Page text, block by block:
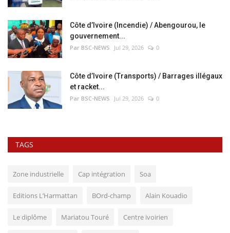
Côte d’Ivoire (Incendie) / Abengourou, le
gouvernement...
Par BSC-NEWS Jul 29, 2026 0
Côte d’Ivoire (Transports) / Barrages illégaux
et racket...
Par BSC-NEWS Jul 29, 2026 0
TAGS
Zone industrielle Cap intégration Soa
Editions L’Harmattan BOrd-champ Alain Kouadio
Le diplôme Mariatou Touré Centre ivoirien